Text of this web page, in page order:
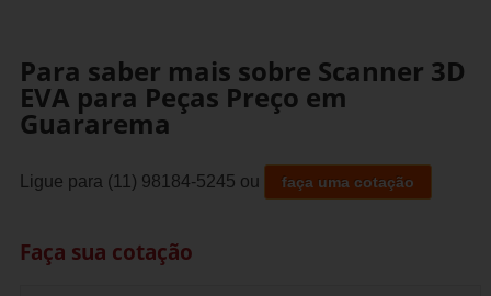
Para saber mais sobre Scanner 3D
EVA para Peças Preço em
Guararema
Ligue para (11) 98184-5245 ou faça uma cotação
Faça sua cotação